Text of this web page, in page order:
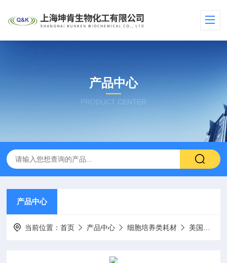
产品中心
PRODUCT CENTER
产品中心
当前位置：首页 产品中心 细胞培养类耗材 美国康宁Corning-Costar耗材